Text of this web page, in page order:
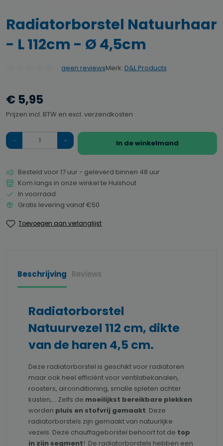
Radiatorborstel Natuurhaar
- L 112cm - Ø 4,5cm
geen reviewsMerk: D&L Products
€ 5,95
Prijzen incl. BTW en excl. verzendkosten
Hoeveelheid
In de winkelmand
Besteld voor 17 uur - geleverd binnen 48 uur
Kom langs in onze winkel te Hulshout
In voorraad
Gratis levering vanaf €50
Toevoegen aan verlanglijst
Beschrijving Reviews
Radiatorborstel
Natuurvezel 112 cm, dikte
van de haren 4,5 cm.
Deze radiatorborstel is geschikt voor radiatoren
maar ook heel efficiënt voor ventilatiekanalen,
roosters, airconditioning, smalle spleten achter
kasten,... Zelfs de moeilijkst bereikbare plekken
worden pluis en stofvrij gemaakt. Deze
radiatorborstels zijn gemaakt van natuurlijke
vezels. Deze chauffageborstel behoort tot de top
in zijn segment! De radiatorborstels hebben een